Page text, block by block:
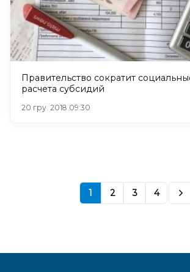
Правительство сократит
расчета субсидий
20 гру. 2018 09:30
1 2 3 4